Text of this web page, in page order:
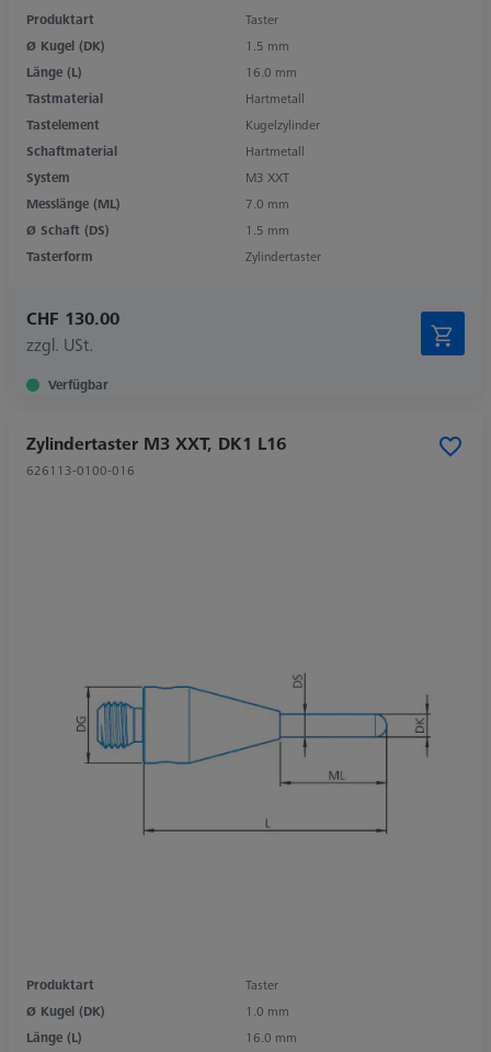
Produktart
Taster
Ø Kugel (DK)
1.5 mm
Länge (L)
16.0 mm
Tastmaterial
Hartmetall
Tastelement
Kugelzylinder
Schaftmaterial
Hartmetall
System
M3 XXT
Messlänge (ML)
7.0 mm
Ø Schaft (DS)
1.5 mm
Tasterform
Zylindertaster
CHF 130.00
zzgl. USt.
Verfügbar
Zylindertaster M3 XXT, DK1 L16
626113-0100-016
Produktart
Taster
Ø Kugel (DK)
1.0 mm
Länge (L)
16.0 mm